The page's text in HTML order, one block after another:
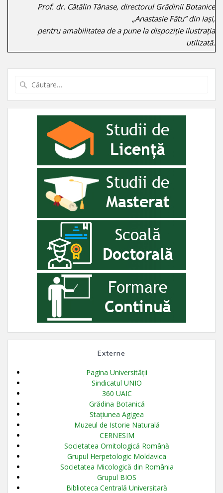
Prof. dr. Cătălin Tănase, directorul Grădinii Botanice
„Anastasie Fătu” din Iași,
pentru amabilitatea de a pune la dispoziție ilustrația
utilizată.
Externe
Pagina Universității
Sindicatul UNIO
360 UAIC
Grădina Botanică
Stațiunea Agigea
Muzeul de Istorie Naturală
CERNESIM
Societatea Ornitologică Română
Grupul Herpetologic Moldavica
Societatea Micologică din România
Grupul BIOS
Biblioteca Centrală Universitară